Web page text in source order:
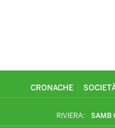
CRONACHE
RIVIERA: SAMB